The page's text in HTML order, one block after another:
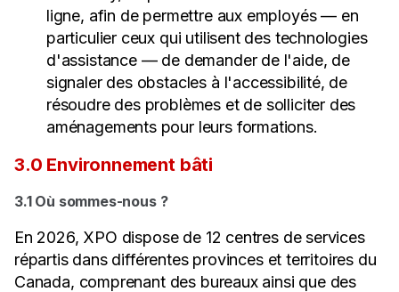
ligne, afin de permettre aux employés — en
particulier ceux qui utilisent des technologies
d'assistance — de demander de l'aide, de
signaler des obstacles à l'accessibilité, de
résoudre des problèmes et de solliciter des
aménagements pour leurs formations.
3.0 Environnement bâti
3.1 Où sommes-nous ?
En 2026, XPO dispose de 12 centres de services
répartis dans différentes provinces et territoires du
Canada, comprenant des bureaux ainsi que des